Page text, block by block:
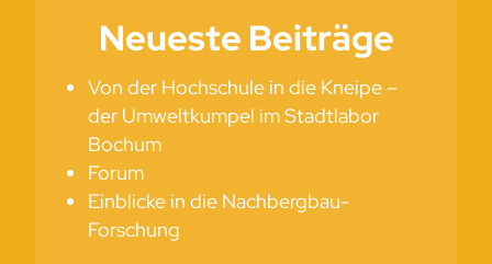
Neueste Beiträge
Von der Hochschule in die Kneipe –
der Umweltkumpel im Stadtlabor
Bochum
Forum
Einblicke in die Nachbergbau-
Forschung